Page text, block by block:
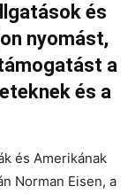
és
nyomást,
a
és a
és Amerikának
Norman Eisen, a